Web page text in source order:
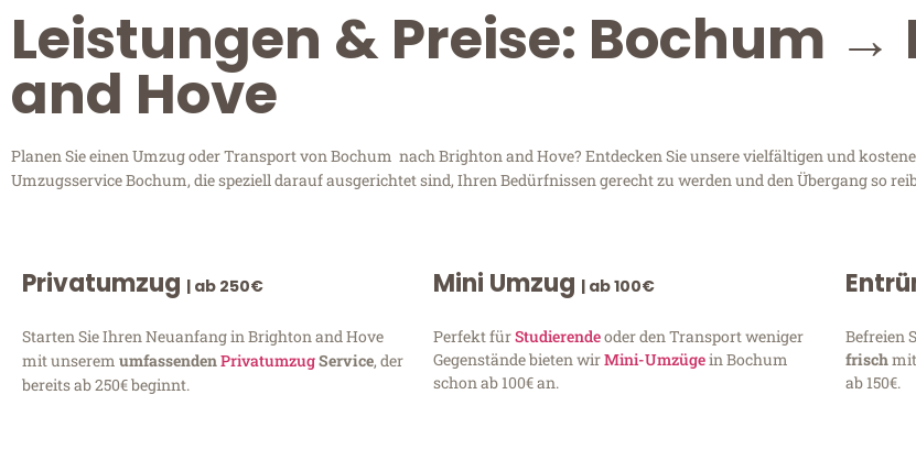
Leistungen & Preise: Bochum
and Hove
Planen Sie einen Umzug oder Transport von Bochum nach Brighton and Hove? Entdecken Sie unsere vielfältigen und
Umzugsservice Bochum, die speziell darauf ausgerichtet sind, Ihren Bedürfnissen gerecht zu werden und den Übergang so
Privatumzug | ab 250€
Starten Sie Ihren Neuanfang in Brighton and Hove
mit unserem umfassendenPrivatumzugService, der
bereits ab 250€ beginnt.
Mini Umzug | ab 100€
Perfekt fürStudierendeoder den Transport weniger
Gegenstände bieten wirMini-Umzügein Bochum
schon ab 100€ an.
Befreien
frisch
ab 150€.